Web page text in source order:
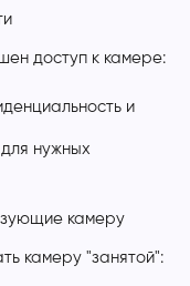
доступ к камере:
и
нужных
камеру
камеру "занятой":